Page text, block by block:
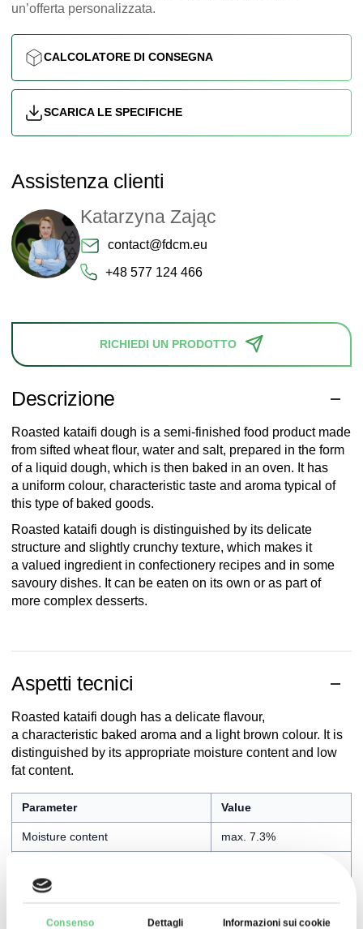
Consenso Dettagli Informazioni sui cookie
Descrizione
Roasted kataifi dough is a semi-finished food product made
from sifted wheat flour, water and salt, prepared in the form
of a liquid dough, which is then baked in an oven. It has
a uniform colour, characteristic taste and aroma typical of
this type of baked goods.
Roasted kataifi dough is distinguished by its delicate
structure and slightly crunchy texture, which makes it
a valued ingredient in confectionery recipes and in some
savoury dishes. It can be eaten on its own or as part of
more complex desserts.
Aspetti tecnici
Roasted kataifi dough has a delicate flavour,
a characteristic baked aroma and a light brown colour. It is
distinguished by its appropriate moisture content and low
fat content.
Parameter Value
Moisture content max. 7.3%
Ash content
un’offerta personalizzata.
CALCOLATORE DI CONSEGNA
SCARICA LE SPECIFICHE
Assistenza clienti
Katarzyna Zając
contact@fdcm.eu
+48 577 124 466
RICHIEDI UN PRODOTTO